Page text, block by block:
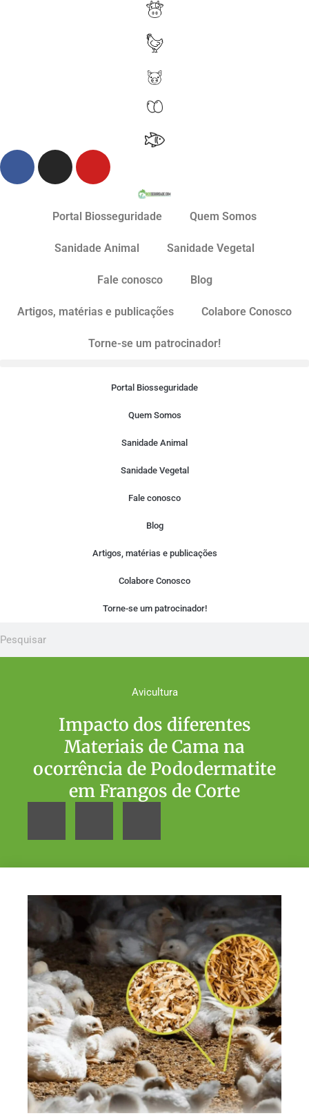
Portal Biosseguridade Quem Somos
Sanidade Animal Sanidade Vegetal
Fale conosco Blog
Artigos, matérias e publicações Colabore Conosco
Torne-se um patrocinador!
Portal Biosseguridade
Quem Somos
Sanidade Animal
Sanidade Vegetal
Fale conosco
Blog
Artigos, matérias e publicações
Colabore Conosco
Torne-se um patrocinador!
Avicultura
Impacto dos diferentes
Materiais de Cama na
ocorrência de Pododermatite
em Frangos de Corte